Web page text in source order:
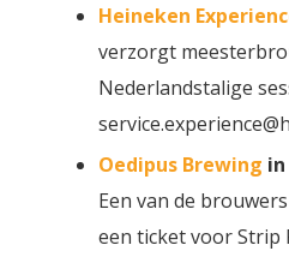
Heineken
verzorgt
Nederlandstalige
Oedipus Brewing
Een van de
een ticket voor Strip